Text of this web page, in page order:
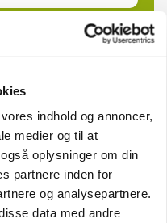
indhold og annoncer,
medier og til at
oplysninger om din
partnere inden for
og analysepartnere.
data med andre
i udvikling søges